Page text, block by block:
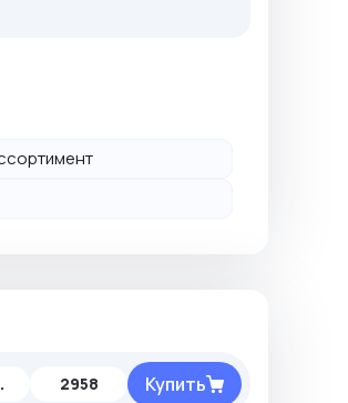
2958 Купить